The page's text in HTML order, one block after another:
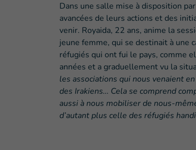
Dans une salle mise à disposition
avancées de leurs actions et des
venir. Royaida, 22 ans, anime la
jeune femme, qui se destinait à une
réfugiés qui ont fui le pays, comme
années et a graduellement vu la
les associations qui nous venaient
des Irakiens… Cela se comprend
aussi à nous mobiliser de nous-
d’autant plus celle des réfugiés